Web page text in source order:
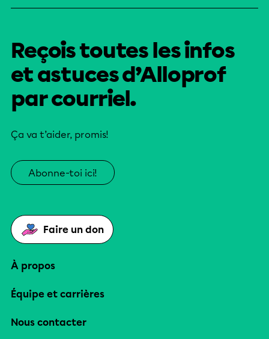
Reçois toutes les infos
et astuces d’Alloprof
par courriel.
Ça va t’aider, promis!
Abonne-toi ici!
Faire un don
À propos
Équipe et carrières
Nous contacter